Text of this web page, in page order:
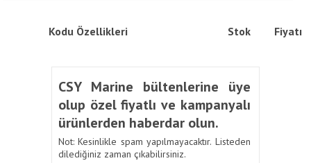
Kodu Özellikleri Stok Fiyatı
CSY Marine bültenlerine üye
olup özel fiyatlı ve kampanyalı
ürünlerden haberdar olun.
Not: Kesinlikle spam yapılmayacaktır. Listeden
dilediğiniz zaman çıkabilirsiniz.